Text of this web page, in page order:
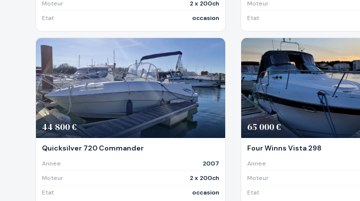
Moteur
2 x 200ch
Etat
occasion
Moteur
Etat
44 800 €
Quicksilver 720 Commander
Annee
2007
Moteur
2 x 200ch
Etat
occasion
65 000 €
Four Winns Vista 298
Annee
Moteur
Etat